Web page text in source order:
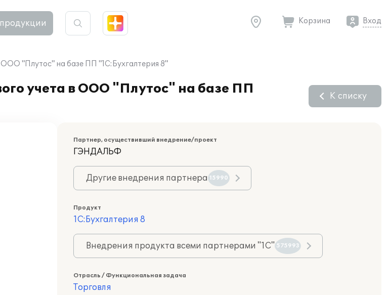
Корзина Вход
ООО "Плутос" на базе ПП "1С:Бухгалтерия 8"
учета в ООО "Плутос" на базе ПП
К списку
Партнер, осуществивший внедрение/проект
ГЭНДАЛЬФ
Другие внедрения партнера 15990
Продукт
1С:Бухгалтерия 8
Внедрения продукта всеми партнерами "1С" 575993
Отрасль / Функциональная задача
Торговля